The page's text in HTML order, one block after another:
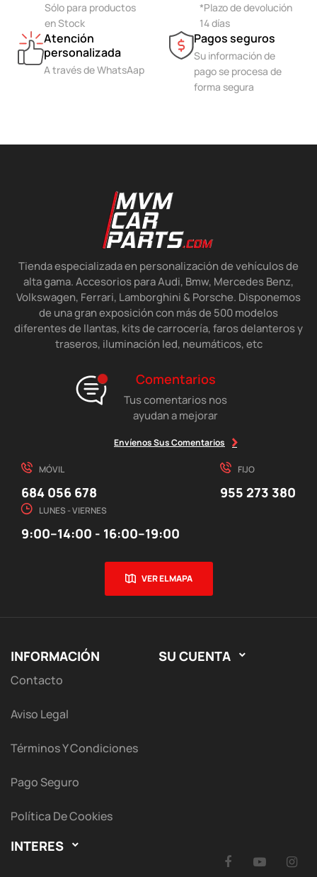
Sólo para productos
en Stock
*Plazo de devolución
14 días
Atención
personalizada
A través de WhatsAap
Pagos seguros
Su información de
pago se procesa de
forma segura
Tienda especializada en personalización de vehículos de
alta gama. Accesorios para Audi, Bmw, Mercedes Benz,
Volkswagen, Ferrari, Lamborghini & Porsche. Disponemos
de una gran exposición con más de 500 modelos
diferentes de llantas, kits de carrocería, faros delanteros y
traseros, iluminación led, neumáticos, etc
Comentarios
Tus comentarios nos
ayudan a mejorar
Envíenos Sus Comentarios
MÓVIL
684 056 678
FIJO
955 273 380
LUNES - VIERNES
9:00–14:00 - 16:00–19:00
VER EL MAPA
INFORMACIÓN
Contacto
Aviso Legal
Términos Y Condiciones
Pago Seguro
Política De Cookies
SU CUENTA 
INTERES 
Facebook